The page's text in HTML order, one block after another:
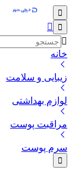
خانه
زیبایی و سلامت
لوازم بهداشتی
مراقبت پوست
سرم پوست